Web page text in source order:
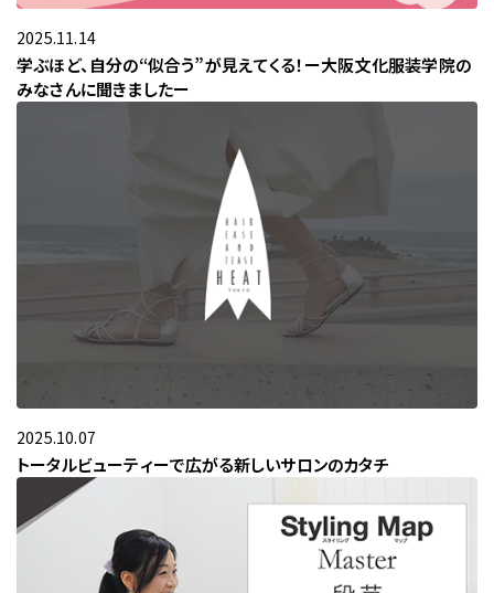
2025.11.14
学ぶほど、自分の“似合う”が見えてくる！ー大阪文化服装学院の
みなさんに聞きましたー
2025.10.07
トータルビューティーで広がる新しいサロンのカタチ